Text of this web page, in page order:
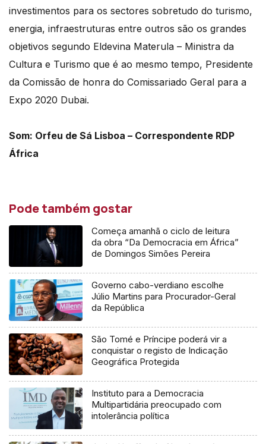
investimentos para os sectores sobretudo do turismo,
energia, infraestruturas entre outros são os grandes
objetivos segundo Eldevina Materula – Ministra da
Cultura e Turismo que é ao mesmo tempo, Presidente
da Comissão de honra do Comissariado Geral para a
Expo 2020 Dubai.
Som: Orfeu de Sá Lisboa – Correspondente RDP
África
Pode também gostar
Começa amanhã o ciclo de leitura
da obra “Da Democracia em África”
de Domingos Simões Pereira
Governo cabo-verdiano escolhe
Júlio Martins para Procurador-Geral
da República
São Tomé e Príncipe poderá vir a
conquistar o registo de Indicação
Geográfica Protegida
Instituto para a Democracia
Multipartidária preocupado com
intolerância política